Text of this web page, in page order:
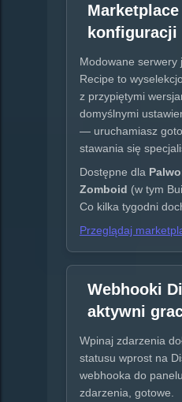
konfiguracji
Modowane serwery
Recipe to
z przypiętymi
domyślnymi
— uruchamiasz
stawania się
Dostępne dla
Zomboid (w tym
Co kilka tygodni
Przeglądaj
Webhooki
aktywni
Wpinaj zdarzenia
statusu wprost na
webhooka do
zdarzenia, gotowe.